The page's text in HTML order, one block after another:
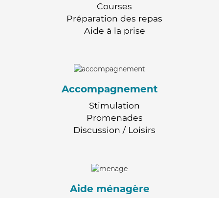
Courses
Préparation des repas
Aide à la prise
Accompagnement
Stimulation
Promenades
Discussion / Loisirs
Aide ménagère